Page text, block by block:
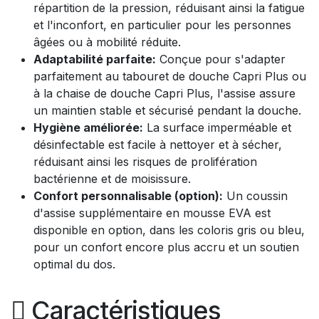
répartition de la pression, réduisant ainsi la fatigue
et l'inconfort, en particulier pour les personnes
âgées ou à mobilité réduite.
Adaptabilité parfaite: Conçue pour s'adapter
parfaitement au tabouret de douche Capri Plus ou
à la chaise de douche Capri Plus, l'assise assure
un maintien stable et sécurisé pendant la douche.
Hygiène améliorée: La surface imperméable et
désinfectable est facile à nettoyer et à sécher,
réduisant ainsi les risques de prolifération
bactérienne et de moisissure.
Confort personnalisable (option): Un coussin
d'assise supplémentaire en mousse EVA est
disponible en option, dans les coloris gris ou bleu,
pour un confort encore plus accru et un soutien
optimal du dos.
Caractéristiques